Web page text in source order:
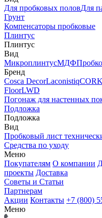
Для пробковых половДля
Грунт
Компенсаторы пробковые
Плинтус
Плинтус
Вид
МикроплинтусМДФ
Бренд
Cosca DecorLaconistiq
FloorLWD
Погонаж для настенных
Подложка
Подложка
Вид
Пробковый лист
Средства по уходу
Меню
Покупателям О компании
проекты Доставка
Советы и Статьи
Партнерам
Акции Контакты +7 (800)
Меню